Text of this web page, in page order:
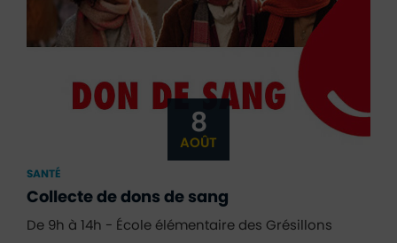
8
AOÛT
SANTÉ
Collecte de dons de sang
De 9h à 14h - École élémentaire des Grésillons